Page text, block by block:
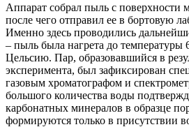
Аппарат собрал пыль с поверхности
после чего отправил ее в бортовую
Именно здесь проводились
– пыль была нагрета до температуры
Цельсию. Пар, образовавшийся в
эксперимента, был зафиксирован
газовым хроматографом и
большого количества воды
карбонатных минералов в образце
формируются только в присутствии